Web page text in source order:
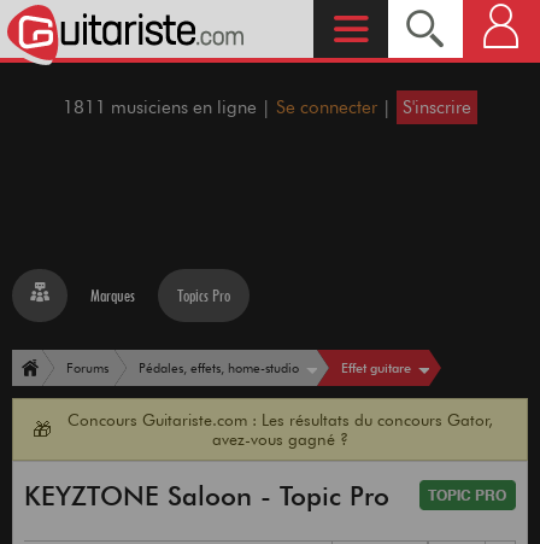
1811 musiciens en ligne | Se connecter | S'inscrire
Marques Topics Pro
Forums Pédales, effets, home-studio Effet guitare
🎁
Concours Guitariste.com : Les résultats du concours Gator,
avez-vous gagné ?
KEYZTONE Saloon - Topic Pro